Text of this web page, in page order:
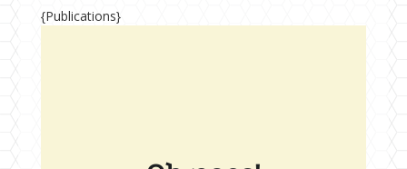
{Publications}